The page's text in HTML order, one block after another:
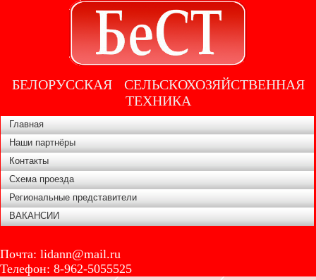
БЕЛОРУССКАЯ СЕЛЬСКОХОЗЯЙСТВЕННАЯ
ТЕХНИКА
Главная
Наши партнёры
Контакты
Схема проезда
Региональные представители
ВАКАНСИИ
Почта: lidann@mail.ru
Телефон: 8-962-5055525